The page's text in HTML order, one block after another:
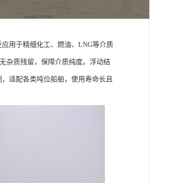
用于精细化工、燃油、LNG等介质
杂质残留，保障介质纯度。浮动结
适配各类吨位船舶，使用寿命长且